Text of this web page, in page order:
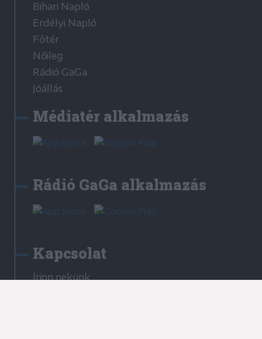
Bihari Napló
Erdélyi Napló
Főtér
Nőileg
Rádió GaGa
Jóállás
Médiatér alkalmazás
Rádió GaGa alkalmazás
Kapcsolat
Írjon nekünk